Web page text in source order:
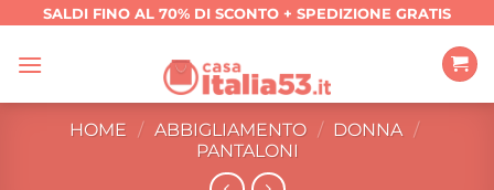
contenuti
SALDI FINO AL 70% DI SCONTO + SPEDIZIONE GRATIS
HOME / ABBIGLIAMENTO / DONNA /
PANTALONI